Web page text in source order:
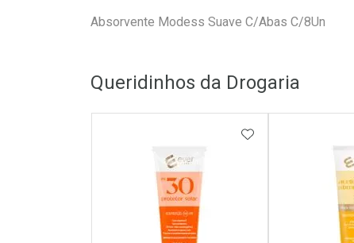
Absorvente Modess Suave C/Abas C/8Un
Queridinhos da Drogaria
ADICIONAR AOS